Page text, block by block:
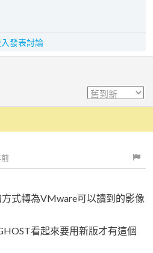
發表討論
式轉為VMware可以讀到的影像
看起來要用新版才有這個